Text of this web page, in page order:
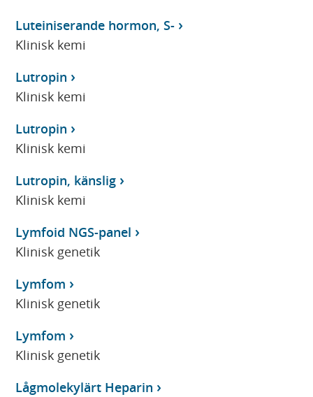
Luteiniserande hormon, S-
Klinisk kemi
Lutropin
Klinisk kemi
Lutropin
Klinisk kemi
Lutropin, känslig
Klinisk kemi
Lymfoid NGS-panel
Klinisk genetik
Lymfom
Klinisk genetik
Lymfom
Klinisk genetik
Lågmolekylärt Heparin